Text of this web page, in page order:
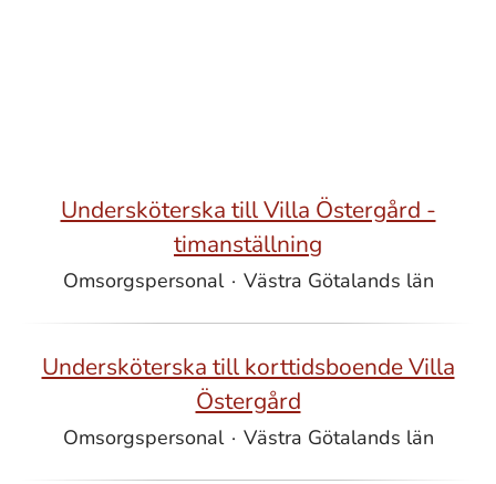
Undersköterska till Villa Östergård -
timanställning
Omsorgspersonal · Västra Götalands län
Undersköterska till korttidsboende Villa
Östergård
Omsorgspersonal · Västra Götalands län